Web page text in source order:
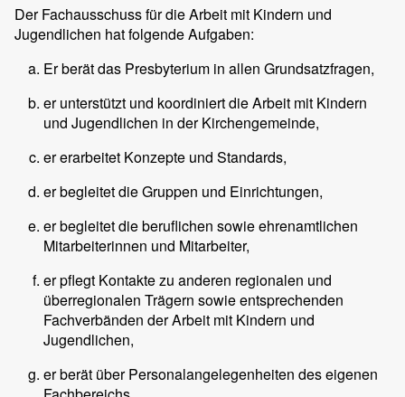
Der Fachausschuss für die Arbeit mit Kindern und
Jugendlichen hat folgende Aufgaben:
Er berät das Presbyterium in allen Grundsatzfragen,
er unterstützt und koordiniert die Arbeit mit Kindern
und Jugendlichen in der Kirchengemeinde,
er erarbeitet Konzepte und Standards,
er begleitet die Gruppen und Einrichtungen,
er begleitet die beruflichen sowie ehrenamtlichen
Mitarbeiterinnen und Mitarbeiter,
er pflegt Kontakte zu anderen regionalen und
überregionalen Trägern sowie entsprechenden
Fachverbänden der Arbeit mit Kindern und
Jugendlichen,
er berät über Personalangelegenheiten des eigenen